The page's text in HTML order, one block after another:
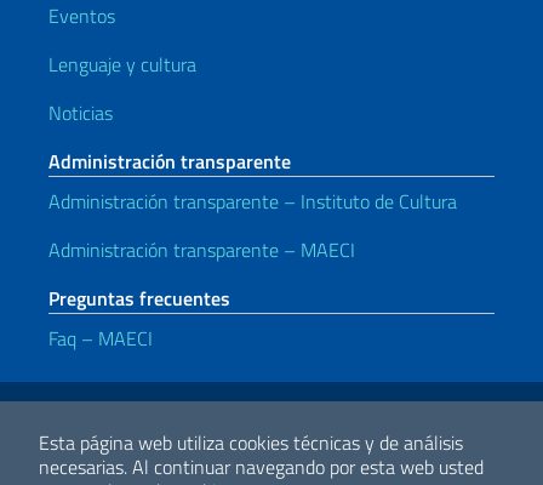
Esta página web utiliza cookies técnicas y de análisis
necesarias.Al continuar navegando por esta web usted
Eventos
Lenguaje y cultura
Noticias
Administración transparente
Administración transparente – Instituto de Cultura
Administración transparente – MAECI
Preguntas frecuentes
Faq – MAECI
Enlaces útiles